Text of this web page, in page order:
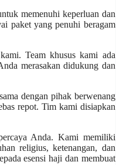
memenuhi keperluan dan
paket yang penuhi beragam
Team khusus kami ada
merasakan didukung dan
dengan pihak berwenang
repot. Tim kami disiapkan
Anda. Kami memiliki
religius, ketenangan, dan
esensi haji dan membuat